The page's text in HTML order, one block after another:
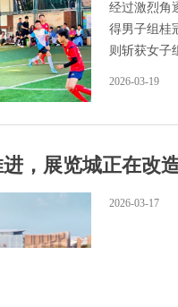
经过激烈角
得男子组桂
则斩获女子
2026-03-19
，展览城正在改
2026-03-17